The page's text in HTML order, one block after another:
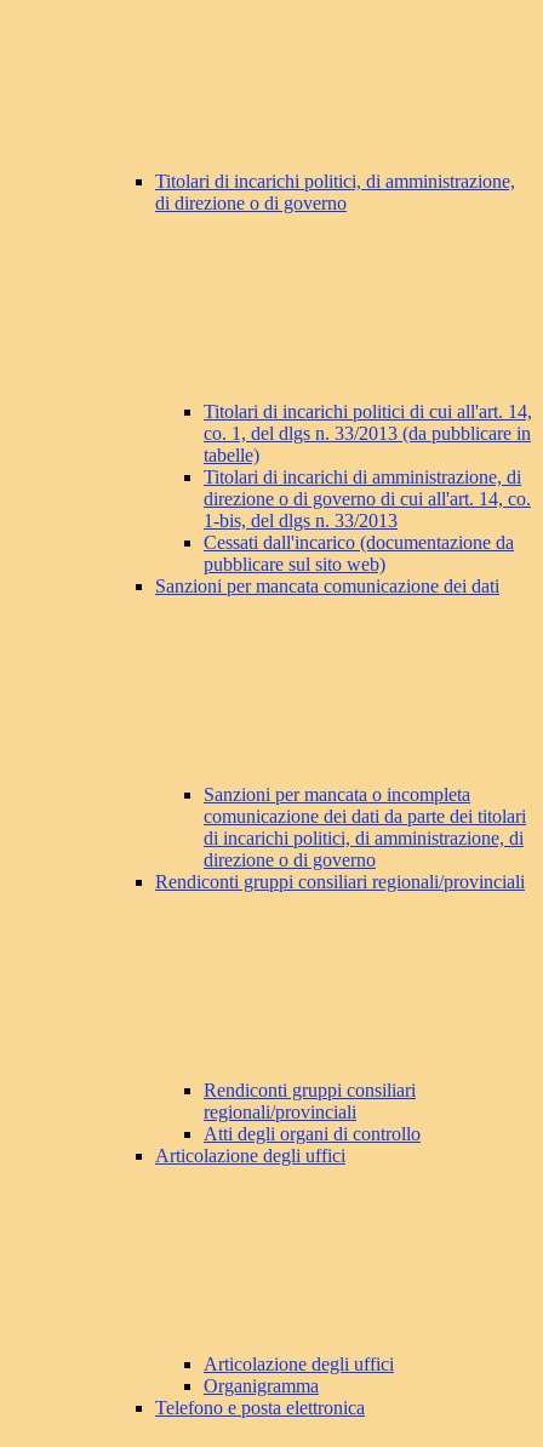
Titolari di incarichi politici, di amministrazione,
di direzione o di governo
Titolari di incarichi politici di cui all'art. 14,
co. 1, del dlgs n. 33/2013 (da pubblicare in
tabelle)
Titolari di incarichi di amministrazione, di
direzione o di governo di cui all'art. 14, co.
1-bis, del dlgs n. 33/2013
Cessati dall'incarico (documentazione da
pubblicare sul sito web)
Sanzioni per mancata comunicazione dei dati
Sanzioni per mancata o incompleta
comunicazione dei dati da parte dei titolari
di incarichi politici, di amministrazione, di
direzione o di governo
Rendiconti gruppi consiliari regionali/provinciali
Rendiconti gruppi consiliari
regionali/provinciali
Atti degli organi di controllo
Articolazione degli uffici
Articolazione degli uffici
Organigramma
Telefono e posta elettronica